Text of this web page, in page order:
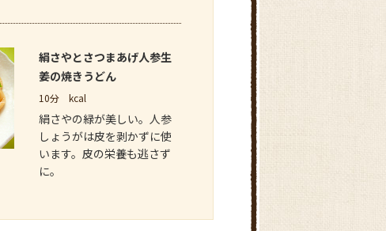
絹さやとさつまあげ人参生
姜の焼きうどん
10分 kcal
絹さやの緑が美しい。人参
しょうがは皮を剥かずに使
います。皮の栄養も逃さず
に。